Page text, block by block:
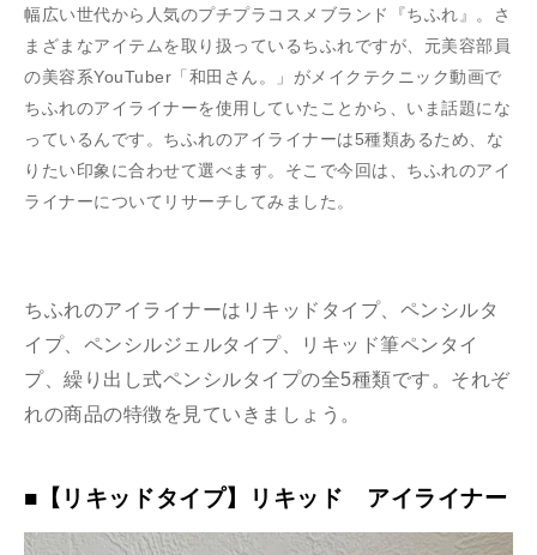
幅広い世代から人気のプチプラコスメブランド『ちふれ』。さ
まざまなアイテムを取り扱っているちふれですが、元美容部員
の美容系YouTuber「和田さん。」がメイクテクニック動画で
ちふれのアイライナーを使用していたことから、いま話題にな
っているんです。ちふれのアイライナーは5種類あるため、な
りたい印象に合わせて選べます。そこで今回は、ちふれのアイ
ライナーについてリサーチしてみました。
ちふれのアイライナーはリキッドタイプ、ペンシルタ
イプ、ペンシルジェルタイプ、リキッド筆ペンタイ
プ、繰り出し式ペンシルタイプの全5種類です。それぞ
れの商品の特徴を見ていきましょう。
■【リキッドタイプ】リキッド アイライナー